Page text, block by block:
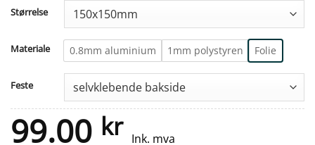
Størrelse
Materiale 0.8mm aluminium 1mm polystyren Folie
Feste
99.00 kr Ink. mva